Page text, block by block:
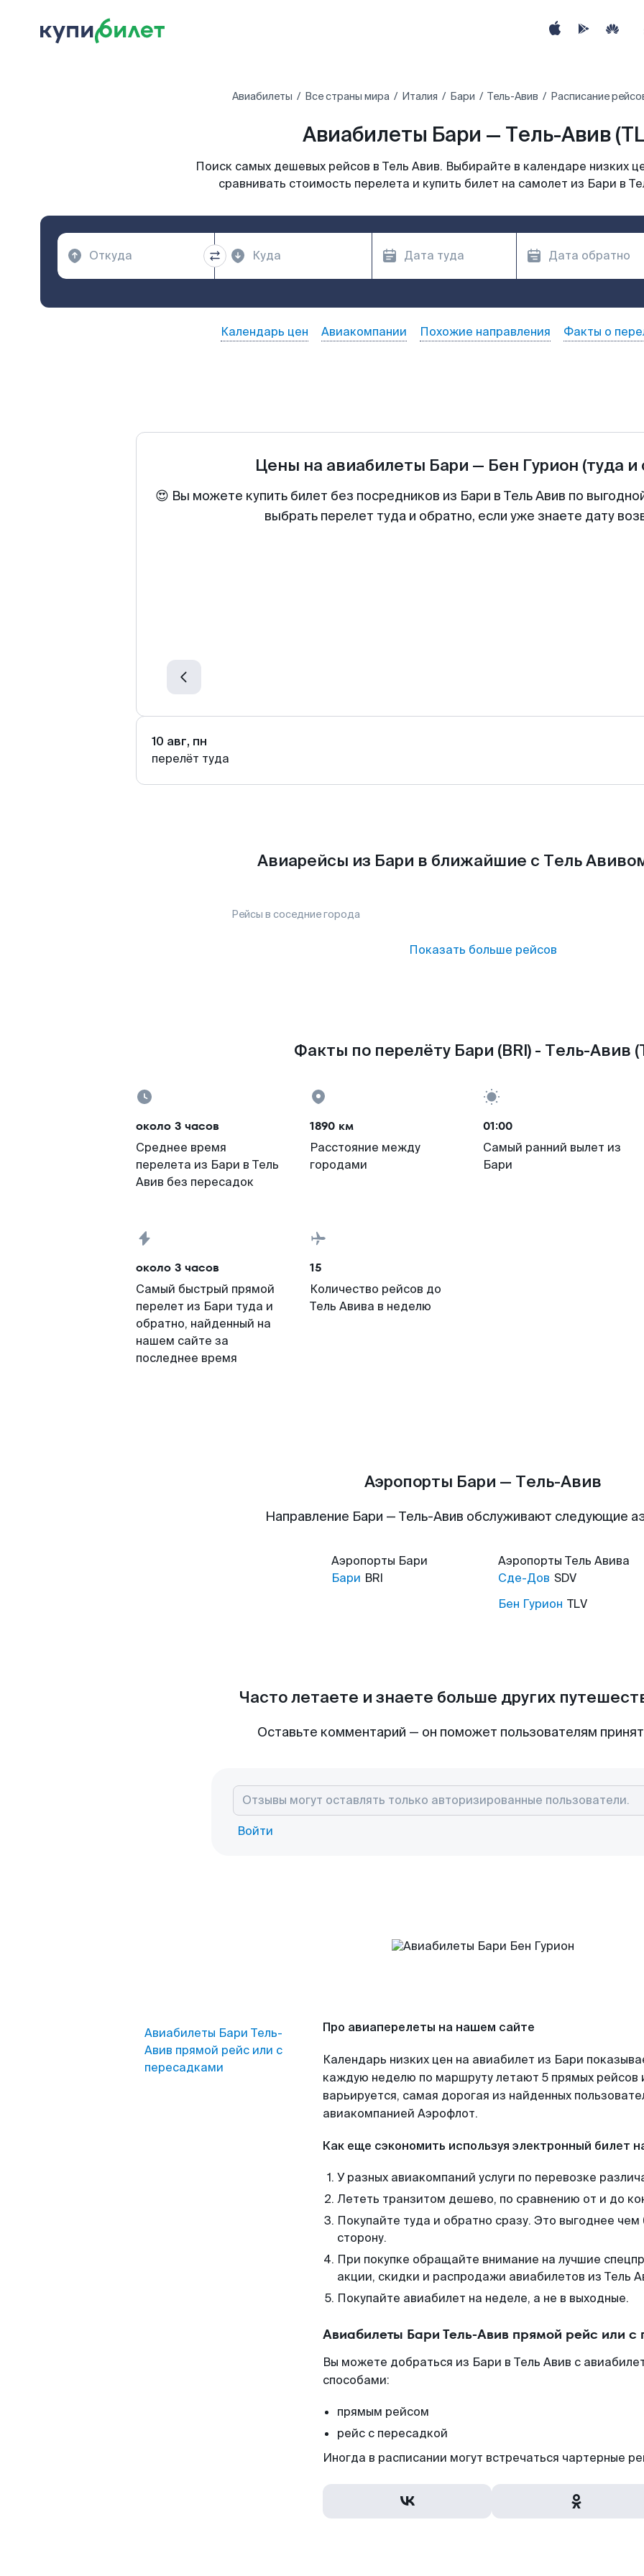
Авиабилеты Все страны мира Италия Бари Тель-Авив Расписание
Авиабилеты Бари — Тель-Авив
Поиск самых дешевых рейсов в Тель Авив. Выбирайте в календаре низких
сравнивать стоимость перелета и купить билет на самолет из Бари в
Календарь цен Авиакомпании Похожие направления Факты о
Цены на авиабилеты Бари — Бен Гурион (туда и
😍 Вы можете купить билет без посредников из Бари в Тель Авив по
выбрать перелет туда и обратно, если уже знаете дату
10 авг, пн
перелёт туда
Авиарейсы из Бари в ближайшие с Тель
Рейсы в соседние города
Показать больше рейсов
Факты по перелёту Бари (BRI) - Тель-Авив
около 3 часов
Среднее время
перелета из Бари в Тель
Авив без пересадок
1890 км
Расстояние между
городами
01:00
Самый ранний вылет из
Бари
около 3 часов
Самый быстрый прямой
перелет из Бари туда и
обратно, найденный на
нашем сайте за
последнее время
15
Количество рейсов до
Тель Авива в неделю
Аэропорты Бари — Тель-Авив
Направление Бари — Тель-Авив обслуживают следующие
Аэропорты Бари
Бари BRI
Аэропорты Тель Авива
Сде-Дов SDV
Бен Гурион TLV
Часто летаете и знаете больше других
Оставьте комментарий — он поможет пользователям
Войти
Авиабилеты Бари Тель-
Авив прямой рейс или с
пересадками
Про авиаперелеты на нашем сайте
Календарь низких цен на авиабилет из Бари
каждую неделю по маршруту летают 5 прямых рейсов
варьируется, самая дорогая из найденных
авиакомпанией Аэрофлот.
Как еще сэкономить используя электронный билет
У разных авиакомпаний услуги по перевозке
Лететь транзитом дешево, по сравнению от и до
Покупайте туда и обратно сразу. Это выгоднее
сторону.
При покупке обращайте внимание на лучшие
акции, скидки и распродажи авиабилетов из Тель
Покупайте авиабилет на неделе, а не в выходные.
Авиабилеты Бари Тель-Авив прямой рейс или с
Вы можете добраться из Бари в Тель Авив с
способами:
прямым рейсом
рейс с пересадкой
Иногда в расписании могут встречаться чартерные